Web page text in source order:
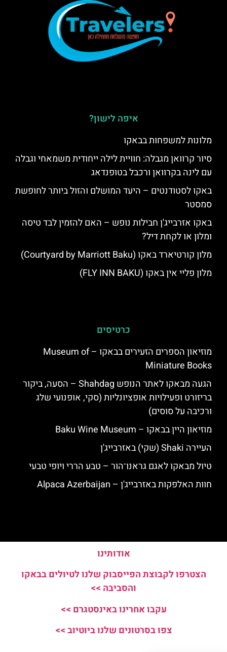
איפה לישון?
מלונות למשפחות בבאקו
סיור קרוואן מגבלה: חוויית לילה ייחודית משמאחי וגבלה
עם לינה בקרוואן ורכבל בטופנדאג
באקו לסטודנטים – היעד המושלם והזול ביותר לחופשת
סמסטר
באקו אזרבייג'ן חבילות נופש – האם להזמין לבד טיסה
ומלון או לקחת דיל?
מלון קורטיארד באקו (Courtyard by Marriott Baku)
מלון פליי אין באקו (FLY INN BAKU)
כרטיסים
מוזיאון הספרים הזעירים בבאקו – Museum of
Miniature Books
הגעה מבאקו לאתר הנופש Shahdag – הסעה, ביקור
בריזורט ופעילויות אופציונליות (סקי, אופנועי שלג
ורכיבה על סוסים)
מוזיאון היין בבאקו – Baku Wine Museum
העיירה Shaki (שקי) באזרבייג'ן
טיול מבאקו לאגם גראנו־הור – טבע הררי ויופי טבעי
חוות האלפקות באזרבייג'ן – Alpaca Azerbaijan
אודותינו
הצטרפו לקבוצת הפייסבוק שלנו לטיולים בבאקו
והסביבה >>
עקבו אחרינו באינסטגרם >>
צפו בסרטונים שלנו ביוטיוב >>